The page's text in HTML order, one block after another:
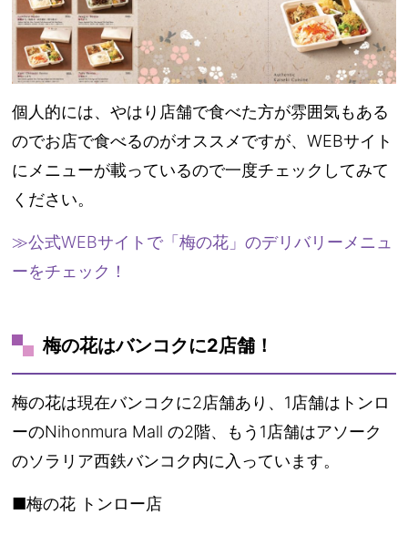
個人的には、やはり店舗で食べた方が雰囲気もある
のでお店で食べるのがオススメですが、WEBサイト
にメニューが載っているので一度チェックしてみて
ください。
≫公式WEBサイトで「梅の花」のデリバリーメニュ
ーをチェック！
梅の花はバンコクに2店舗！
梅の花は現在バンコクに2店舗あり、1店舗はトンロ
ーのNihonmura Mall の2階、もう1店舗はアソーク
のソラリア西鉄バンコク内に入っています。
■梅の花 トンロー店